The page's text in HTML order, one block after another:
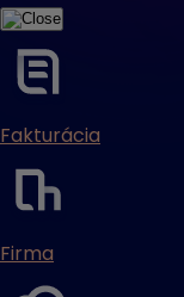
Fakturácia
Firma